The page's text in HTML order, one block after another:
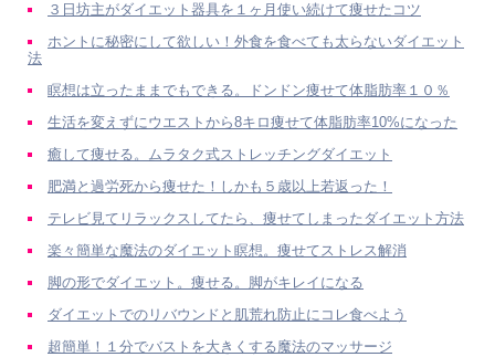
３日坊主がダイエット器具を１ヶ月使い続けて痩せたコツ
ホントに秘密にして欲しい！外食を食べても太らないダイエット
法
瞑想は立ったままでもできる。ドンドン痩せて体脂肪率１０％
生活を変えずにウエストから8キロ痩せて体脂肪率10%になった
癒して痩せる。ムラタク式ストレッチングダイエット
肥満と過労死から痩せた！しかも５歳以上若返った！
テレビ見てリラックスしてたら、痩せてしまったダイエット方法
楽々簡単な魔法のダイエット瞑想。痩せてストレス解消
脚の形でダイエット。痩せる。脚がキレイになる
ダイエットでのリバウンドと肌荒れ防止にコレ食べよう
超簡単！１分でバストを大きくする魔法のマッサージ